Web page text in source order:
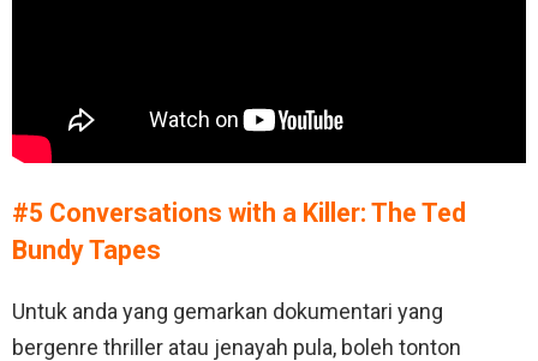
#5 Conversations with a Killer: The Ted
Bundy Tapes
Untuk anda yang gemarkan dokumentari yang
bergenre thriller atau jenayah pula, boleh tonton